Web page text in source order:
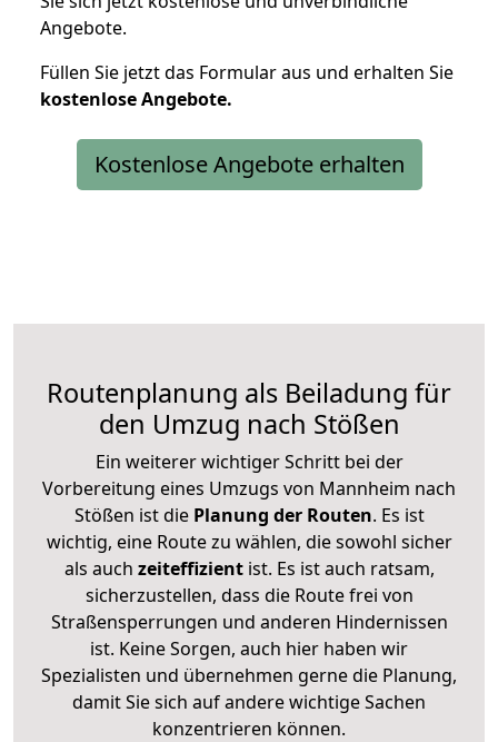
Angebote.
Füllen Sie jetzt das Formular aus und erhalten Sie
kostenloseAngebote.
Kostenlose Angebote erhalten
Routenplanung als Beiladung für
den Umzug nach Stößen
Ein weiterer wichtiger Schritt bei der
Vorbereitung eines Umzugs von Mannheim nach
Stößen ist diePlanung der Routen. Es ist
wichtig, eine Route zu wählen, die sowohl sicher
als auch zeiteffizientist. Es ist auch ratsam,
sicherzustellen, dass die Route frei von
Straßensperrungen und anderen Hindernissen
ist. Keine Sorgen, auch hier haben wir
Spezialisten und übernehmen gerne die Planung,
damit Sie sich auf andere wichtige Sachen
konzentrieren können.